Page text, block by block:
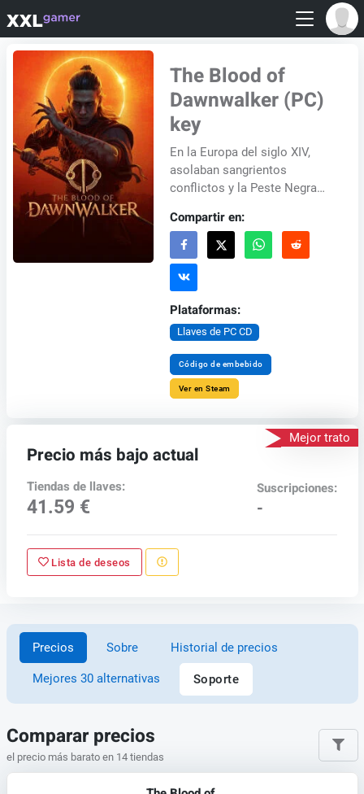
The Blood of
Dawnwalker (PC)
key
En la Europa del siglo XIV,
asolaban sangrientos
conflictos y la Peste Negra
supervivientes. En medio de
este caos, los vampiros
emergi...
Compartir en:
Plataformas:
Llaves de PC CD
Código de embebido
Ver en Steam
Mejor trato
Precio más bajo actual
Tiendas de llaves:
41.59 €
Suscripciones:
-
Lista de deseos
Precios Sobre Historial de precios
Mejores 30 alternativas Soporte
Comparar precios
el precio más barato en 14 tiendas